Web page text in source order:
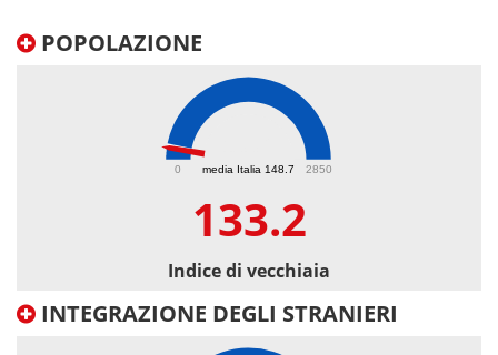
POPOLAZIONE
media Italia 148.7
0 2850
133.2
Indice di vecchiaia
INTEGRAZIONE DEGLI STRANIERI